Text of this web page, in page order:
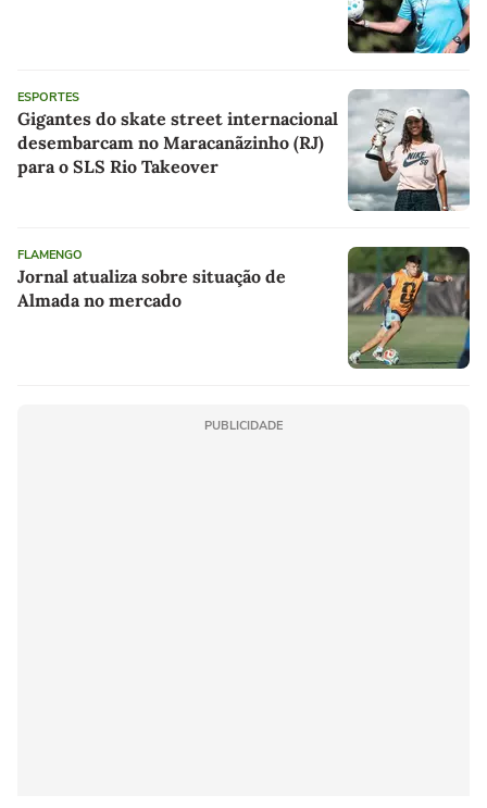
ESPORTES
Gigantes do skate street internacional
desembarcam no Maracanãzinho (RJ)
para o SLS Rio Takeover
FLAMENGO
Jornal atualiza sobre situação de
Almada no mercado
PUBLICIDADE